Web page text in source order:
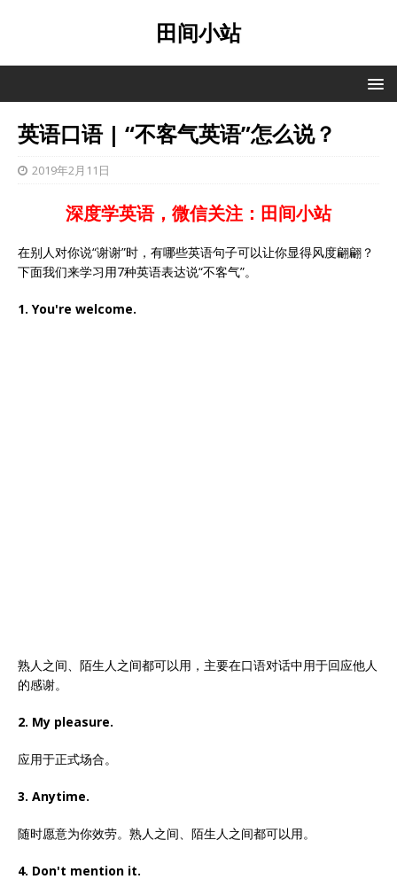
田间小站
英语口语 | “不客气英语”怎么说？
2019年2月11日
深度学英语，微信关注：田间小站
在别人对你说“谢谢”时，有哪些英语句子可以让你显得风度翩翩？
下面我们来学习用7种英语表达说“不客气”。
1. You're welcome.
熟人之间、陌生人之间都可以用，主要在口语对话中用于回应他人
的感谢。
2. My pleasure.
应用于正式场合。
3. Anytime.
随时愿意为你效劳。熟人之间、陌生人之间都可以用。
4. Don't mention it.